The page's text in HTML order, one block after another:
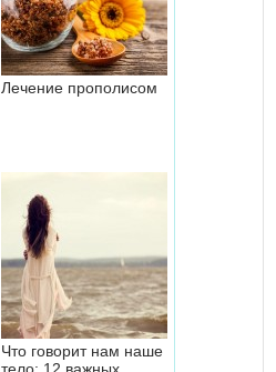
Лечение прополисом
Что говорит нам наше
тело: 12 важных